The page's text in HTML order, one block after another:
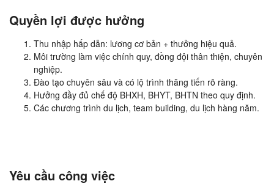
Quyền lợi được hưởng
Thu nhập hấp dẫn: lương cơ bản + thưởng hiệu quả.
Môi trường làm việc chính quy, đồng đội thân thiện, chuyên
nghiệp.
Đào tạo chuyên sâu và có lộ trình thăng tiến rõ ràng.
Hưởng đầy đủ chế độ BHXH, BHYT, BHTN theo quy định.
Các chương trình du lịch, team building, du lịch hàng năm.
Yêu cầu công việc